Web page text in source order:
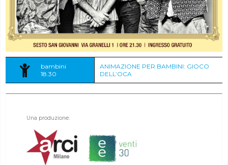
bambini
18.30
ANIMAZIONE PER BAMBINI: GIOCO
DELL’OCA
Una produzione: